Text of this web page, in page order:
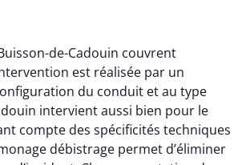
de-Cadouin couvrent
est réalisée par un
du conduit et au type
intervient aussi bien pour le
compte des spécificités techniques
débistrage permet d’éliminer